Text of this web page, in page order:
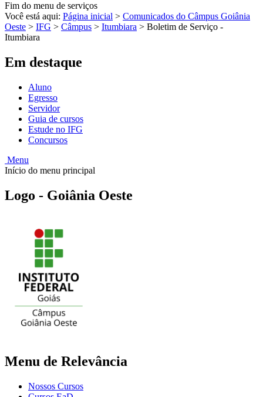
Fim do menu de serviços
Você está aqui: Página inicial > Comunicados do Câmpus Goiânia
Oeste > IFG > Câmpus > Itumbiara > Boletim de Serviço -
Itumbiara
Em destaque
Aluno
Egresso
Servidor
Guia de cursos
Estude no IFG
Concursos
Menu
Início do menu principal
Logo - Goiânia Oeste
Menu de Relevância
Nossos Cursos